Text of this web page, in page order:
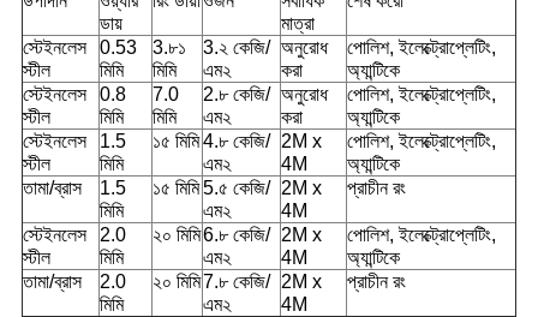
ডায়
মাত্রা
স্টেইনলেস
স্টীল
0.53
মিমি
3.৮১
মিমি
3.২ কেজি/
এম২
অনুরোধ
করা
পোলিশ, ইলেক্ট্রোপ্লেটিং,
অ্যান্টিকে
স্টেইনলেস
স্টীল
0.8
মিমি
7.0
মিমি
2.৮ কেজি/
এম২
অনুরোধ
করা
পোলিশ, ইলেক্ট্রোপ্লেটিং,
অ্যান্টিকে
স্টেইনলেস
স্টীল
1.5
মিমি
১৫ মিমি4.৮ কেজি/
এম২
2M x
4M
পোলিশ, ইলেক্ট্রোপ্লেটিং,
অ্যান্টিকে
তামা/ব্রাস
1.5
মিমি
১৫ মিমি5.৫ কেজি/
এম২
2M x
4M
প্রাচীন রং
স্টেইনলেস
স্টীল
2.0
মিমি
২০ মিমি6.৮ কেজি/
এম২
2M x
4M
পোলিশ, ইলেক্ট্রোপ্লেটিং,
অ্যান্টিকে
তামা/ব্রাস
2.0
মিমি
২০ মিমি7.৮ কেজি/
এম২
2M x
4M
প্রাচীন রং